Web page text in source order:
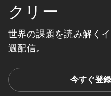
クリー
世界の課題を読み解く
週配信。
今すぐ登